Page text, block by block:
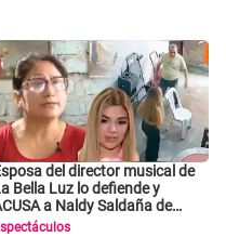
del director musical de
Bella Luz lo defiende y
a Naldy Saldaña de
una relación con él y otros
integrantes